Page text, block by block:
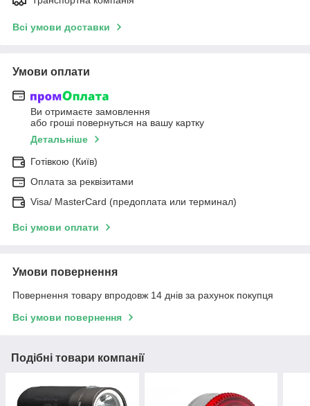
Всі умови доставки
Умови оплати
Ви отримаєте замовлення
або гроші повернуться на вашу картку
Детальніше
Готівкою (Київ)
Оплата за реквізитами
Visa/ MasterCard (предоплата или терминал)
Всі умови оплати
Умови повернення
Повернення товару впродовж 14 днів за рахунок покупця
Всі умови повернення
Подібні товари компанії